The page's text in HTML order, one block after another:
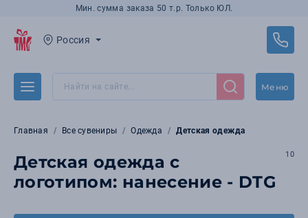
Мин. сумма заказа 50 т.р. Только ЮЛ.
Россия
Меню
Главная Все сувениры Одежда Детская одежда
Детская одежда с
логотипом: нанесение - DTG
10